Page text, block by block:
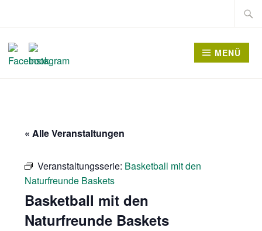
springen
Suche
MENÜ
« Alle Veranstaltungen
Veranstaltungsserie: Basketball mit den
Naturfreunde Baskets
Basketball mit den
Naturfreunde Baskets